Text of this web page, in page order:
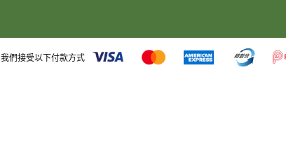
我們接受以下付款方式